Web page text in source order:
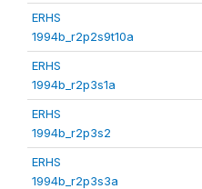
ERHS
1994b_r2p2s9t10a
ERHS
1994b_r2p3s1a
ERHS
1994b_r2p3s2
ERHS
1994b_r2p3s3a